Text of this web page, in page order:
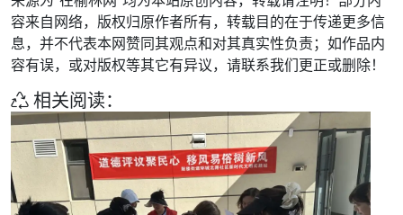
容来自网络，版权归原作者所有，转载目的在于传递更多信
息，并不代表本网赞同其观点和对其真实性负责；如作品内
容有误，或对版权等其它有异议，请联系我们更正或删除！
相关阅读：